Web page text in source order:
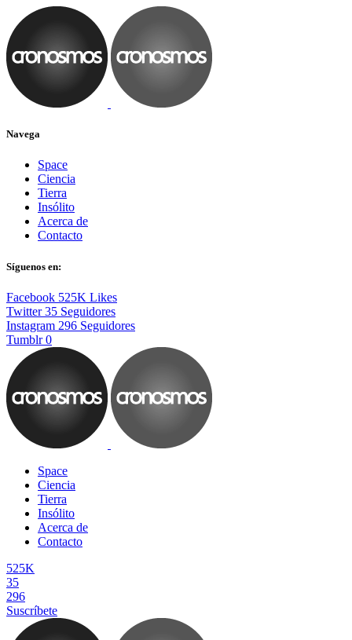
Navega
Space
Ciencia
Tierra
Insólito
Acerca de
Contacto
Síguenos en:
Facebook 525K Likes
Twitter 35 Seguidores
Instagram 296 Seguidores
Tumblr 0
Space
Ciencia
Tierra
Insólito
Acerca de
Contacto
525K
35
296
Suscríbete